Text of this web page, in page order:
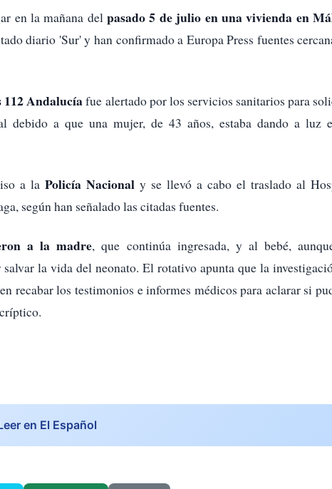
en la mañana delpasado 5 de julio en una vivienda en
diario 'Sur' y han confirmado a Europa Press fuentes
112 Andalucíafue alertado por los servicios sanitarios para
debido a que una mujer, de 43 años, estaba dando a luz
a la Policía Nacional y se llevó a cabo el traslado al
según han señalado las citadas fuentes.
a la madre, que continúa ingresada, y al bebé,
la vida del neonato. El rotativo apunta que la
recabar los testimonios e informes médicos para aclarar si
en El Español